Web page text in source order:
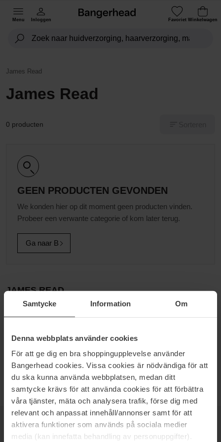
Samtycke Information Om
Denna webbplats använder cookies
För att ge dig en bra shoppingupplevelse använder
Bangerhead cookies. Vissa cookies är nödvändiga för att
du ska kunna använda webbplatsen, medan ditt
samtycke krävs för att använda cookies för att förbättra
våra tjänster, mäta och analysera trafik, förse dig med
relevant och anpassat innehåll/annonser samt för att
aktivera funktioner som används på sociala medier
media (kan innefatta behandling av personuppgifter).
Menu Inloggen Favoriet Winkelwagen
James Read
James Read
0 producten
GEEN PRODUCTEN GEVONDEN
We konden hier op dit moment geen producten vinden.
Probeer een verwante categorie of kom later terug.
Ga naar B
JAMES READ
James Read is dé zelfbruinerexpert van Engeland, met meer dan
13 jaar ervaring. Het bedrijf is de eerste Britse expert die
wordt James Read door velen gezien als een toonaangevende,
reclamefotoshoots en backstage bij modeshows in Londen, Parijs
en New York.
NIEUWSBRIEF
WEES ALS EERSTE OP DE HOOGTE